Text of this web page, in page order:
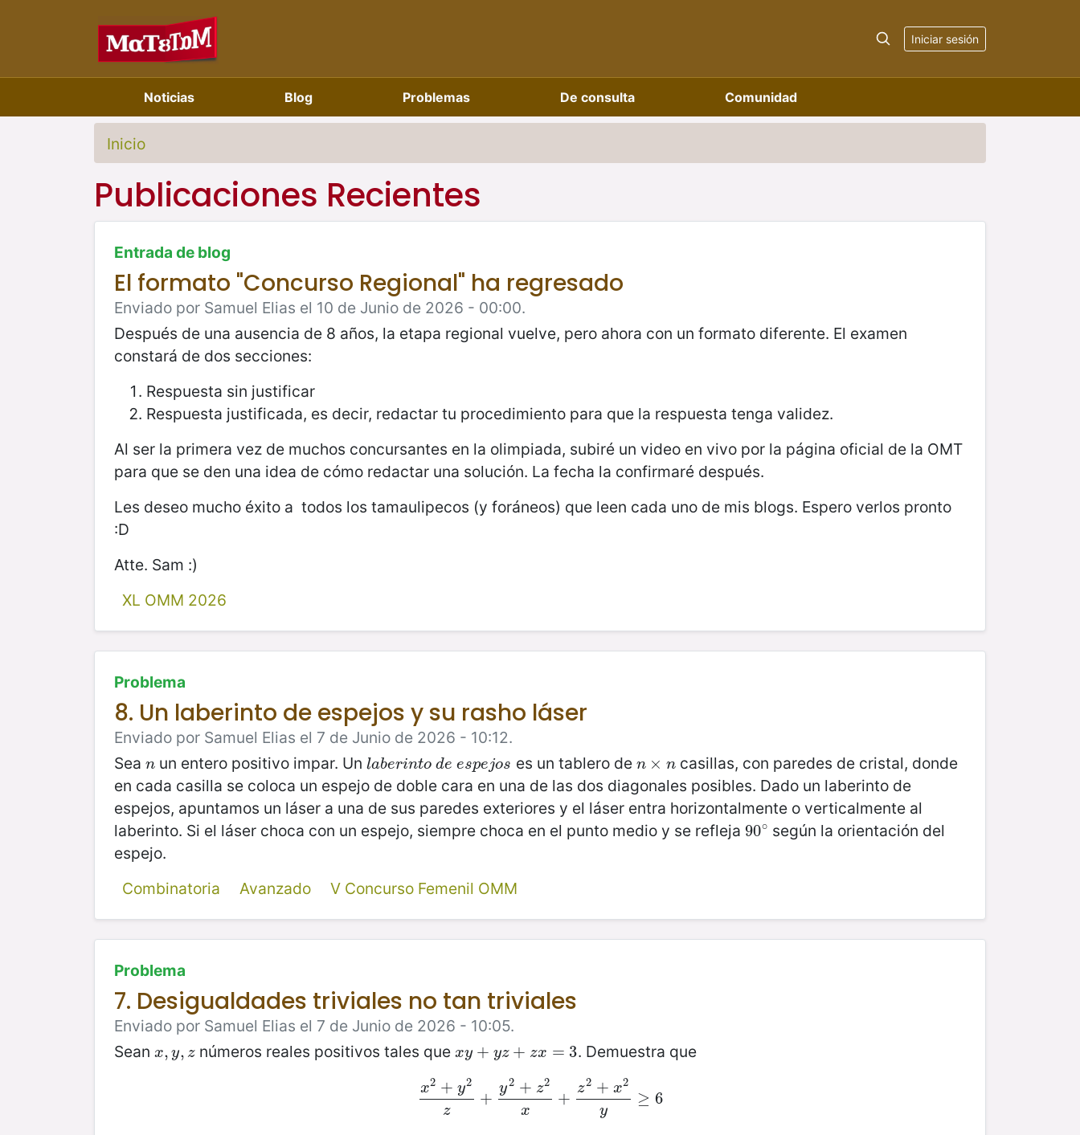
Iniciar sesión
Noticias Blog Problemas De consulta Comunidad
Inicio
Publicaciones Recientes
Entrada de blog
El formato "Concurso Regional" ha regresado
Enviado por Samuel Elias el 10 de Junio de 2026 - 00:00.
Después de una ausencia de 8 años, la etapa regional vuelve, pero ahora con un formato diferente. El examen
constará de dos secciones:
Respuesta sin justificar
Respuesta justificada, es decir, redactar tu procedimiento para que la respuesta tenga validez.
Al ser la primera vez de muchos concursantes en la olimpiada, subiré un video en vivo por la página oficial de la OMT
para que se den una idea de cómo redactar una solución. La fecha la confirmaré después.
Les deseo mucho éxito a todos los tamaulipecos (y foráneos) que leen cada uno de mis blogs. Espero verlos pronto
:D
Atte. Sam :)
XL OMM 2026
Problema
8. Un laberinto de espejos y su rasho láser
Enviado por Samuel Elias el 7 de Junio de 2026 - 10:12.
Sea n
n un entero positivo impar. Unlaberinto de espejos
laberinto de espejos es un tablero de n × n
n×n
casillas, con paredes de cristal, donde
en cada casilla se coloca un espejo de doble cara en una de las dos diagonales posibles. Dado un laberinto de
espejos, apuntamos un láser a una de sus paredes exteriores y el láser entra horizontalmente o verticalmente al
laberinto. Si el láser choca con un espejo, siempre choca en el punto medio y se refleja 90∘
90∘según la orientación del
espejo.
Combinatoria
Avanzado V Concurso Femenil OMM
Problema
7. Desigualdades triviales no tan triviales
Enviado por Samuel Elias el 7 de Junio de 2026 - 10:05.
Sean x, y, z
x,y,z números reales positivos tales quexy + yz + zx = 3
xy+y z+ zx =3 . Demuestra que
x2 + y2
z
+
y2 + z2
x
+
z2 + x2
y
≥ 6
x2+y 2z +y2+z2x +z 2+x2y≥ 6